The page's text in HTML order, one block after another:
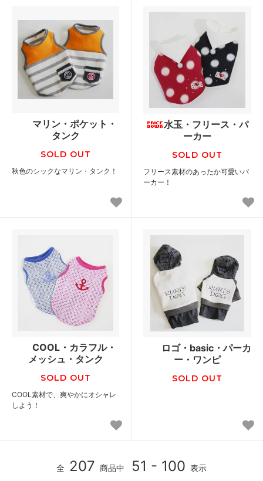
マリン・ポケット・
タンク
SOLD OUT
秋色のシックなマリン・タンク！
水玉・フリース・パ
ーカー
SOLD OUT
フリース素材のあったか可愛いパ
ーカー！
COOL・カラフル・
メッシュ・タンク
SOLD OUT
COOL素材で、爽やかにオシャレ
しよう！
ロゴ・basic・パーカ
ー・ワンピ
SOLD OUT
全 207 商品中 51 - 100 表示